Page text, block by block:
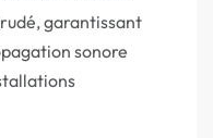
garantissant
sonore